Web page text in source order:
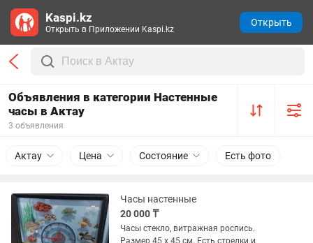
Объявления в категории Настенные
часы в Актау
3 объявления
Актау Цена Состояние Есть фото
Часы настенные
20 000 ₸
Часы стекло, витражная роспись.
Размер 45 х 45 см. Есть стрелки и
Kaspi.kz
Открыть в Приложении Kaspi.kz
Открыть